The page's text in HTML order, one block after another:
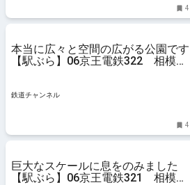
4
本当に広々と空間の広がる公園です
【駅ぶら】06京王電鉄322 相模原
鉄道チャンネル
4
巨大なスケールに息をのみました
【駅ぶら】06京王電鉄321 相模原